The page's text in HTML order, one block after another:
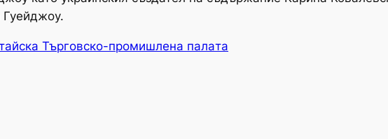
Търговско-промишлена палaта